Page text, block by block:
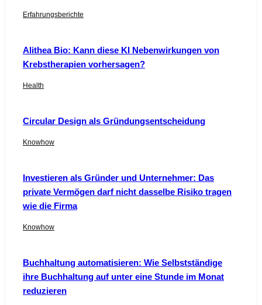
Erfahrungsberichte
Alithea Bio: Kann diese KI Nebenwirkungen von
Krebstherapien vorhersagen?
Health
Circular Design als Gründungsentscheidung
Knowhow
Investieren als Gründer und Unternehmer: Das
private Vermögen darf nicht dasselbe Risiko tragen
wie die Firma
Knowhow
Buchhaltung automatisieren: Wie Selbstständige
ihre Buchhaltung auf unter eine Stunde im Monat
reduzieren